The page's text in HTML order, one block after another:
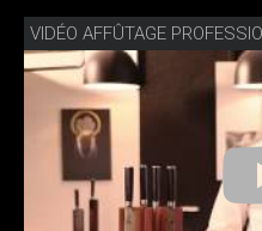
VIDÉO AFFÛTAGE